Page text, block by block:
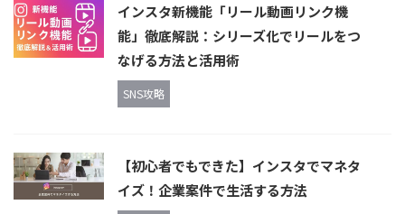
インスタ新機能「リール動画リンク機
能」徹底解説：シリーズ化でリールをつ
なげる方法と活用術
SNS攻略
【初心者でもできた】インスタでマネタ
イズ！企業案件で生活する方法